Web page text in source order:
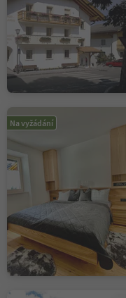
Na vyžádání